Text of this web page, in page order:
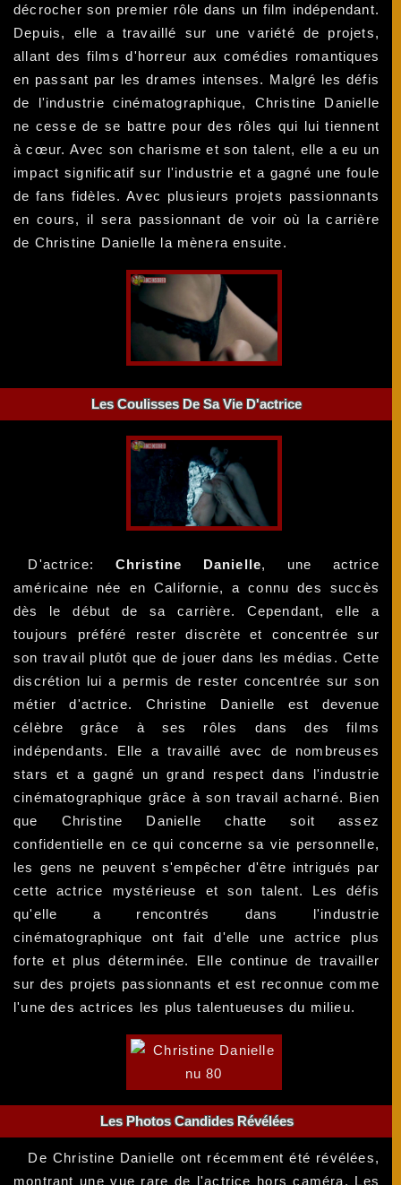
décrocher son premier rôle dans un film indépendant.
Depuis, elle a travaillé sur une variété de projets,
allant des films d'horreur aux comédies romantiques
en passant par les drames intenses. Malgré les défis
de l'industrie cinématographique, Christine Danielle
ne cesse de se battre pour des rôles qui lui tiennent
à cœur. Avec son charisme et son talent, elle a eu un
impact significatif sur l'industrie et a gagné une foule
de fans fidèles. Avec plusieurs projets passionnants
en cours, il sera passionnant de voir où la carrière
de Christine Danielle la mènera ensuite.
Les Coulisses De Sa Vie D'actrice
D'actrice: Christine Danielle, une actrice
américaine née en Californie, a connu des succès
dès le début de sa carrière. Cependant, elle a
toujours préféré rester discrète et concentrée sur
son travail plutôt que de jouer dans les médias. Cette
discrétion lui a permis de rester concentrée sur son
métier d'actrice. Christine Danielle est devenue
célèbre grâce à ses rôles dans des films
indépendants. Elle a travaillé avec de nombreuses
stars et a gagné un grand respect dans l'industrie
cinématographique grâce à son travail acharné. Bien
que Christine Danielle chatte soit assez
confidentielle en ce qui concerne sa vie personnelle,
les gens ne peuvent s'empêcher d'être intrigués par
cette actrice mystérieuse et son talent. Les défis
qu'elle a rencontrés dans l'industrie
cinématographique ont fait d'elle une actrice plus
forte et plus déterminée. Elle continue de travailler
sur des projets passionnants et est reconnue comme
l'une des actrices les plus talentueuses du milieu.
Les Photos Candides Révélées
De Christine Danielle ont récemment été révélées,
montrant une vue rare de l'actrice hors caméra. Les